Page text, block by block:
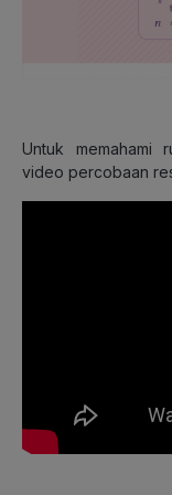
Untuk memahami
video percobaan